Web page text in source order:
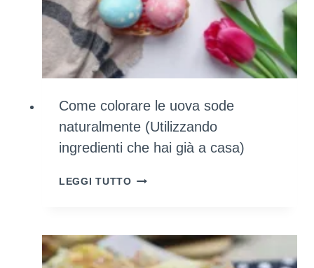
Come colorare le uova sode
naturalmente (Utilizzando
ingredienti che hai già a casa)
LEGGI TUTTOCOME
SODE
NATURALMENTE